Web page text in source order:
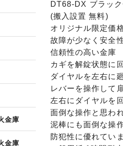
金庫
金庫
DT68-DX ブラッ
(搬入設置 無料)
オリジナル限定価
故障が少なく安全
信頼性の高い金庫
カギを解錠状態に
ダイヤルを左右に
レバーを操作して
左右にダイヤルを
面倒な操作と思わ
泥棒にも面倒な操
防犯性に優れてい